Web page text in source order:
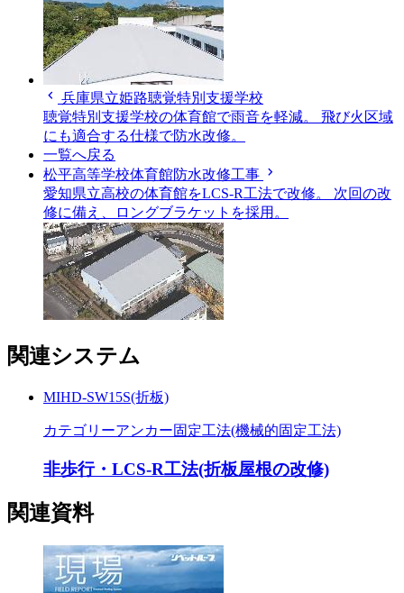
chevron_left 兵庫県立姫路聴覚特別支援学校
聴覚特別支援学校の体育館で雨音を軽減。 飛び火区域
にも適合する仕様で防水改修。
一覧へ戻る
松平高等学校体育館防水改修工事 chevron_right
愛知県立高校の体育館をLCS-R工法で改修。 次回の改
修に備え、ロングブラケットを採用。
関連システム
MIHD-SW15S(折板)
カテゴリーアンカー固定工法(機械的固定工法)
非歩行・LCS-R工法(折板屋根の改修)
関連資料